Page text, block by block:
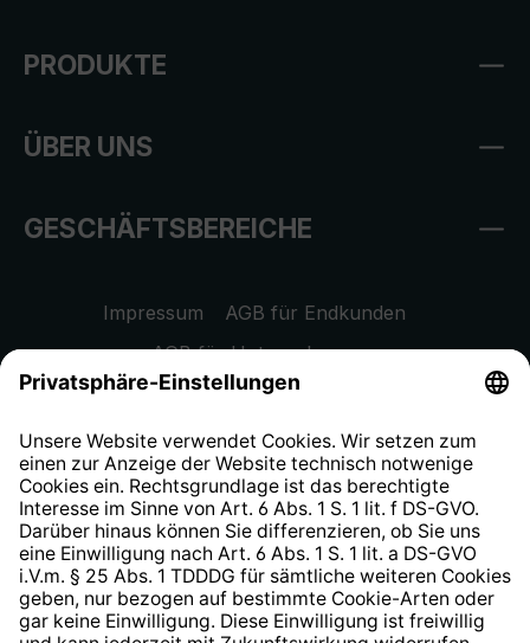
PRODUKTE
ÜBER UNS
GESCHÄFTSBEREICHE
Impressum
AGB für Endkunden
AGB für Unternehmen
Datenschutzhinweis
Widerrufsrecht
Hinweisgeberschutzsystem
Barrierefreiheit